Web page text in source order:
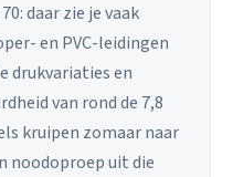
daar zie je vaak
en PVC-leidingen
drukvariaties en
van rond de 7,8
kruipen zomaar naar
noodoproep uit die